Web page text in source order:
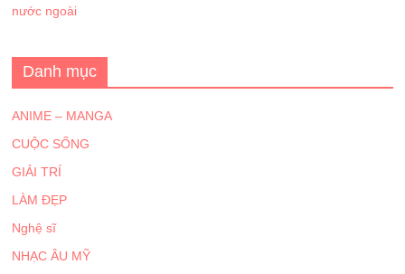
nước ngoài
Danh mục
ANIME – MANGA
CUỘC SỐNG
GIẢI TRÍ
LÀM ĐẸP
Nghệ sĩ
NHẠC ÂU MỸ